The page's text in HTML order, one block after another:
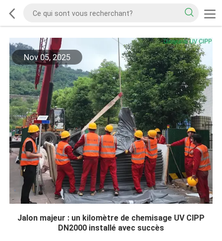
Nov 05, 2025
Jalon majeur : un kilomètre de chemisage UV CIPP
DN2000 installé avec succès